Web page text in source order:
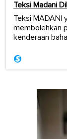
Teksi Madani
Teksi MADANI
membolehkan
kenderaan